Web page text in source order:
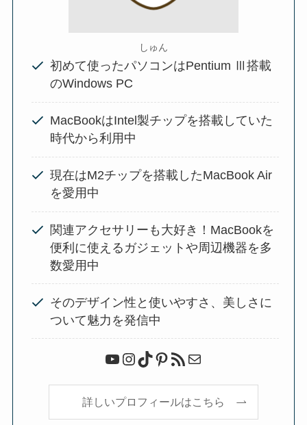
しゅん
初めて使ったパソコンはPentium Ⅲ搭載
のWindows PC
MacBookはIntel製チップを搭載していた
時代から利用中
現在はM2チップを搭載したMacBook Air
を愛用中
関連アクセサリーも大好き！MacBookを
便利に使えるガジェットや周辺機器を多
数愛用中
そのデザイン性と使いやすさ、美しさに
ついて魅力を発信中
YouTube Instagram TikTok Pinterest RSS フィードメール
詳しいプロフィールはこちら